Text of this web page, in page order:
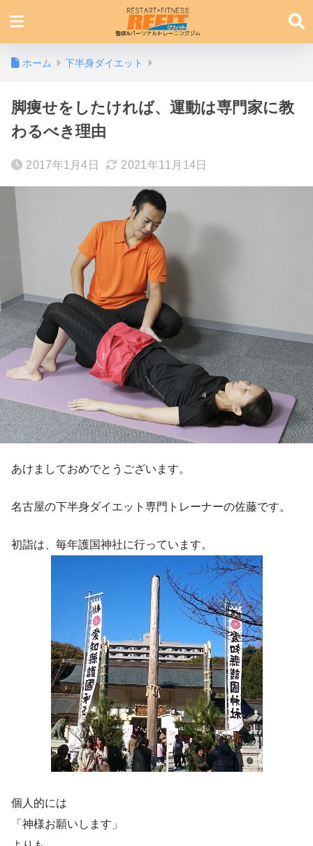
ホーム 下半身ダイエット
脚痩せをしたければ、運動は専門家に教
わるべき理由
2017年1月4日 2021年11月14日
あけましておめでとうございます。
名古屋の下半身ダイエット専門トレーナーの佐藤です。
初詣は、毎年護国神社に行っています。
個人的には
「神様お願いします」